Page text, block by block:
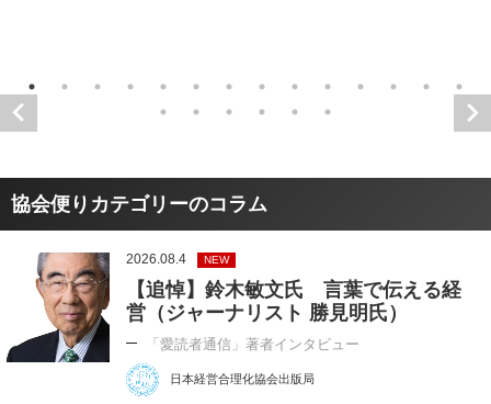
協会便りカテゴリーのコラム
2026.08.4 NEW
【追悼】鈴木敏文氏 言葉で伝える経
営（ジャーナリスト 勝見明氏）
「愛読者通信」著者インタビュー
日本経営合理化協会出版局